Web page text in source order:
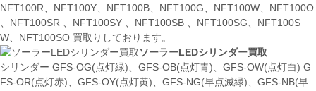
NFT100R、NFT100Y、NFT100B、NFT100G、NFT100W、NFT100O
、NFT100SR 、NFT100SY 、NFT100SB 、NFT100SG、NFT100S
W、NFT100SO 買取りしております。
ソーラーLEDシリンダー買取
シリンダー GFS-OG(点灯緑)、GFS-OB(点灯青)、GFS-OW(点灯白) G
FS-OR(点灯赤)、GFS-OY(点灯黄)、GFS-NG(早点滅緑)、GFS-NB(早